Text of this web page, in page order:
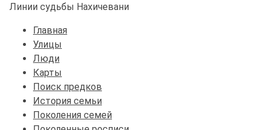
Линии судьбы Нахичевани
Главная
Улицы
Люди
Карты
Поиск предков
История семьи
Поколения семей